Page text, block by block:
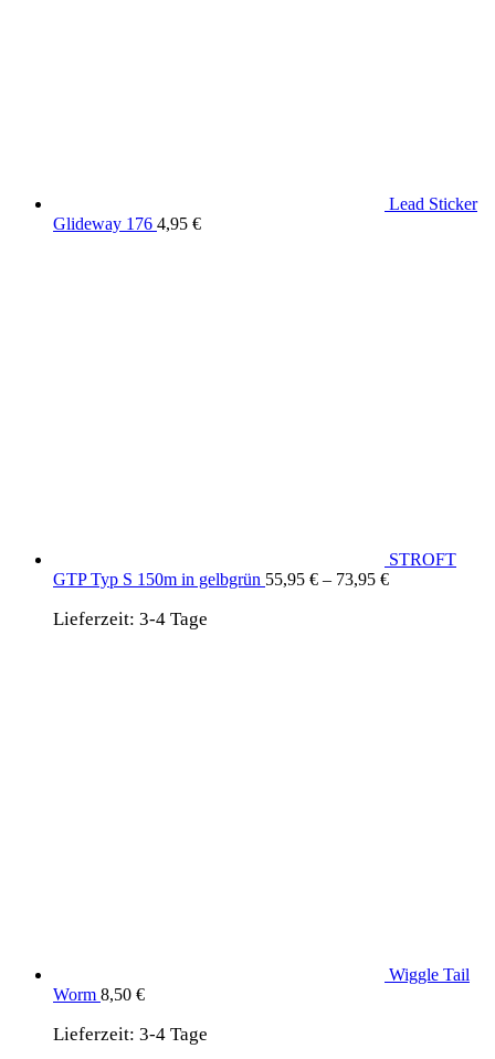
Lead Sticker
Glideway 176 4,95 €
STROFT
GTP Typ S 150m in gelbgrün 55,95 € – 73,95 €
Lieferzeit: 3-4 Tage
Wiggle Tail
Worm 8,50 €
Lieferzeit: 3-4 Tage